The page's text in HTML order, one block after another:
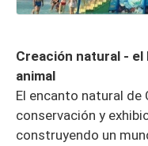
Creación natural - el
animal
El encanto natural de
conservación y
construyendo un